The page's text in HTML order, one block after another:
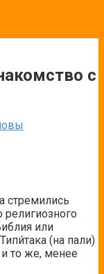
с
стремились
религиозного
или
(на пали)
и то же, менее